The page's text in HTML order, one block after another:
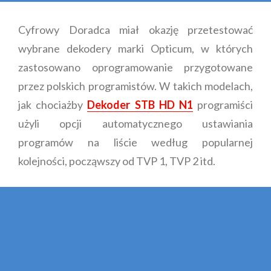
Cyfrowy Doradca miał okazję przetestować
wybrane dekodery marki Opticum, w których
zastosowano oprogramowanie przygotowane
przez polskich programistów. W takich modelach,
jak chociażby Dekoder STB HD N1 programiści
użyli opcji automatycznego ustawiania
programów na liście według popularnej
kolejności, począwszy od TVP 1, TVP 2 itd.